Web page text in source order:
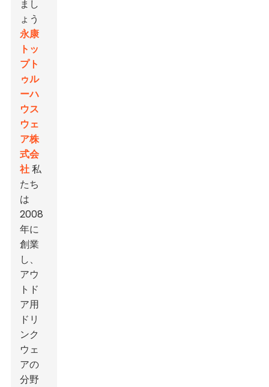
まし
ょう
永康
トッ
プト
ゥル
ーハ
ウス
ウェ
ア株
式会
社私
たち
は
2008
年に
創業
し、
アウ
トド
ア用
ドリ
ンク
ウェ
アの
分野